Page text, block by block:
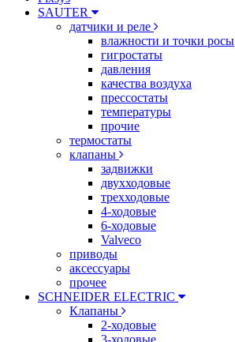
SAUTER
датчики и реле
влажности и точки росы
гигростаты
давления
качества воздуха
прессостаты
температуры
прочие
термостаты
клапаны
задвижки
двухходовые
трехходовые
4-ходовые
6-ходовые
Valveco
приводы
аксессуары
прочее
SCHNEIDER ELECTRIC
Клапаны
2-ходовые
3-ходовые